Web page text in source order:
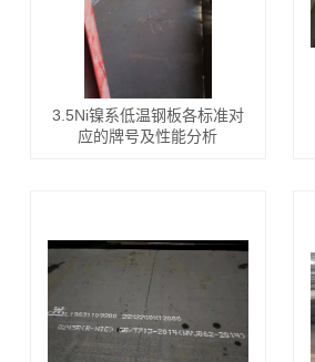
3.5Ni镍系低温钢板各标准对
应的牌号及性能分析